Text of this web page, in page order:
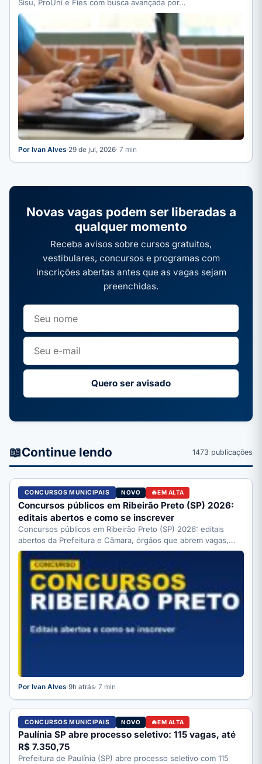
Sisu, ProUni e Fies com busca avançada por…
Por Ivan Alves·29 de jul, 2026· 7 min
Novas vagas podem ser liberadas a
qualquer momento
Receba avisos sobre cursos gratuitos,
vestibulares, concursos e programas com
inscrições abertas antes que as vagas sejam
preenchidas.
Quero ser avisado
📖Continue lendo 1473 publicações
CONCURSOS MUNICIPAIS NOVO EM ALTA
Concursos públicos em Ribeirão Preto (SP) 2026:
editais abertos e como se inscrever
Concursos públicos em Ribeirão Preto (SP) 2026: editais
abertos da Prefeitura e Câmara, órgãos que abrem vagas,
como…
Por Ivan Alves·9h atrás· 7 min
CONCURSOS MUNICIPAIS NOVO EM ALTA
Paulínia SP abre processo seletivo: 115 vagas, até
R$ 7.350,75
Prefeitura de Paulínia (SP) abre processo seletivo com 115